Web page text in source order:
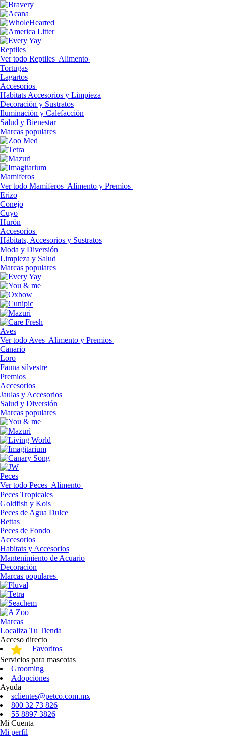
Reptiles
Ver todo Reptiles Alimento
Tortugas
Lagartos
Accesorios
Habitats Accesorios y Limpieza
Decoración y Sustratos
Iluminación y Calefacción
Salud y Bienestar
Marcas populares
Mamiferos
Ver todo Mamiferos Alimento y Premios
Erizo
Conejo
Cuyo
Hurón
Accesorios
Hábitats, Accesorios y Sustratos
Moda y Diversión
Limpieza y Salud
Marcas populares
Aves
Ver todo Aves Alimento y Premios
Canario
Loro
Fauna silvestre
Premios
Accesorios
Jaulas y Accesorios
Salud y Diversión
Marcas populares
Peces
Ver todo Peces Alimento
Peces Tropicales
Goldfish y Kois
Peces de Agua Dulce
Bettas
Peces de Fondo
Accesorios
Habitats y Accesorios
Mantenimiento de Acuario
Decoración
Marcas populares
Marcas
Localiza Tu Tienda
Acceso directo
Favoritos
Servicios para mascotas
Grooming
Adopciones
Ayuda
sclientes@petco.com.mx
800 32 73 826
55 8897 3826
Mi Cuenta
Mi perfil